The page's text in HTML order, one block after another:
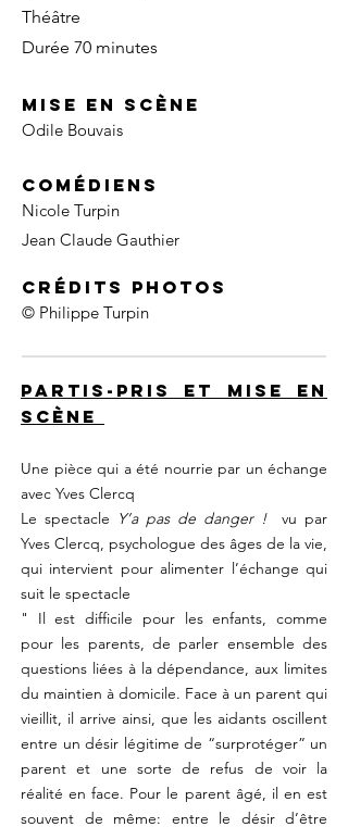
Théâtre
Durée 70 minutes
Mise en scène
Odile Bouvais
Comédiens
Nicole Turpin
Jean Claude Gauthier
Crédits photos
© Philippe Turpin
Partis-pris et mise en
scène
Une pièce qui a été nourrie par un échange
avec Yves Clercq
Le spectacle Y’a pas de danger !vu par
Yves Clercq, psychologue des âges de la vie,
qui intervient pour alimenter l’échange qui
suit le spectacle
" Il est difficile pour les enfants, comme
pour les parents, de parler ensemble des
questions liées à la dépendance, aux limites
du maintien à domicile. Face à un parent qui
vieillit, il arrive ainsi, que les aidants oscillent
entre un désir légitime de “surprotéger” un
parent et une sorte de refus de voir la
réalité en face. Pour le parent âgé, il en est
souvent de même: entre le désir d’être